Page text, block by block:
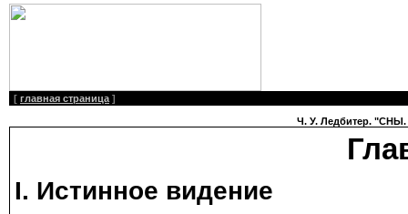
[ главная страница ]
Ч. У. Ледбитер. "СНЫ.
I. Истинное видение